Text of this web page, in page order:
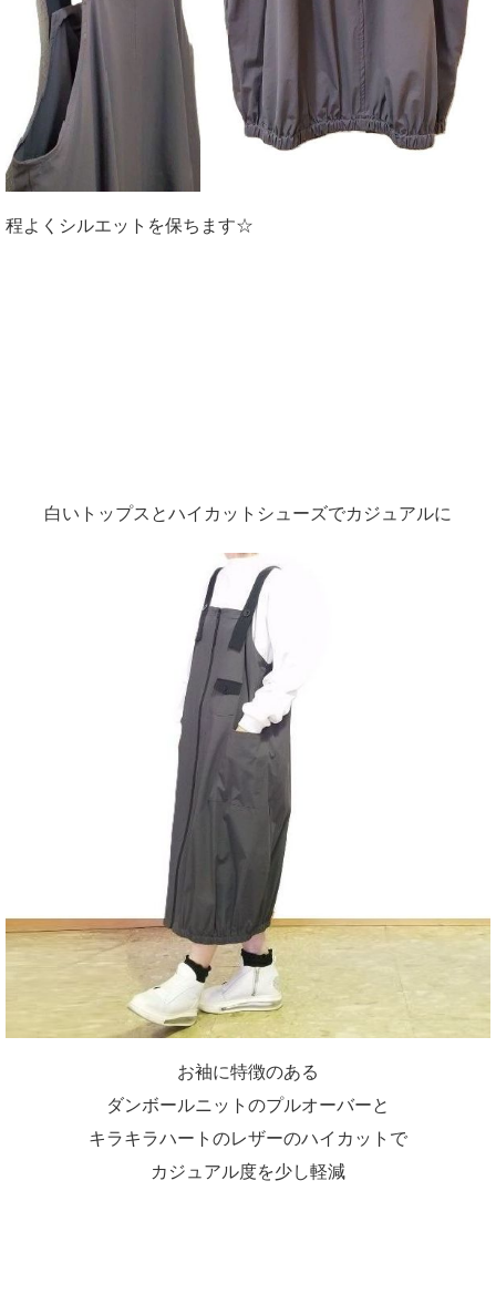
程よくシルエットを保ちます☆
白いトップスとハイカットシューズでカジュアルに
お袖に特徴のある
ダンボールニットのプルオーバーと
キラキラハートのレザーのハイカットで
カジュアル度を少し軽減